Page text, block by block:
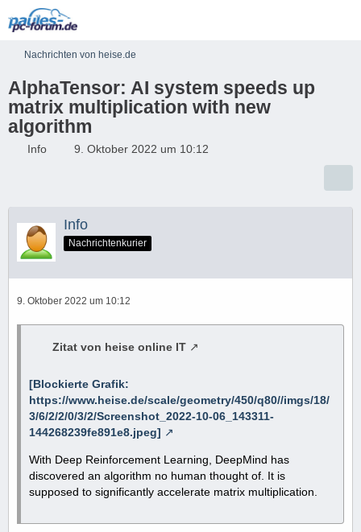
Nachrichten von heise.de
AlphaTensor: AI system speeds up
matrix multiplication with new
algorithm
Info 9. Oktober 2022 um 10:12
Info
Nachrichtenkurier
9. Oktober 2022 um 10:12
Zitat von heise online IT
[Blockierte Grafik:
https://www.heise.de/scale/geometry/450/q80//imgs/18/
3/6/2/2/0/3/2/Screenshot_2022-10-06_143311-
144268239fe891e8.jpeg]
With Deep Reinforcement Learning, DeepMind has
discovered an algorithm no human thought of. It is
supposed to significantly accelerate matrix multiplication.